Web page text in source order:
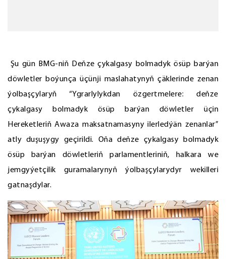
Şu gün BMG-niň Deňze çykalgasy bolmadyk ösüp barýan
döwletler boýunça üçünji maslahatynyň çäklerinde zenan
ýolbaşçylaryň “Ygrarlylykdan özgertmelere: deňze
çykalgasy bolmadyk ösüp barýan döwletler üçin
Hereketleriň Awaza maksatnamasyny ilerledýän zenanlar”
atly duşuşygy geçirildi. Oňa deňze çykalgasy bolmadyk
ösüp barýan döwletleriň parlamentleriniň, halkara we
jemgyýetçilik guramalarynyň ýolbaşçylarydyr wekilleri
gatnaşdylar.